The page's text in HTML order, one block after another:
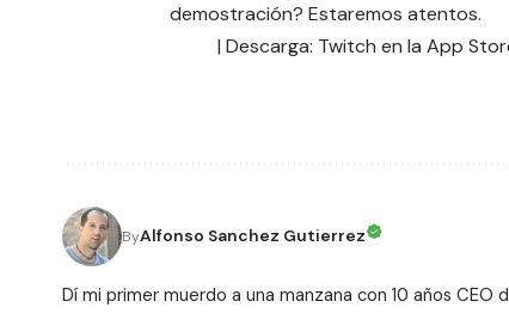
demostración? Estaremos atentos.
| Descarga: Twitch en la App
ByAlfonso Sanchez Gutierrez
Dí mi primer muerdo a una manzana con 10 años CEO